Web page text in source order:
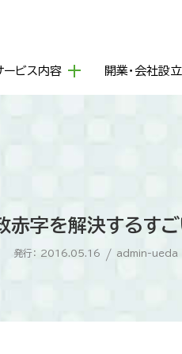
ービス内容 開業・会社設
赤字を解決するす
発行： 2016.05.16 / admin-ueda